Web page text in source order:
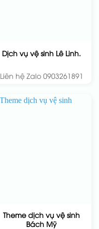
Dịch vụ vệ sinh Lê Linh.
Liên hệ Zalo 0903261891
Theme dịch vụ vệ sinh
Bách Mỹ